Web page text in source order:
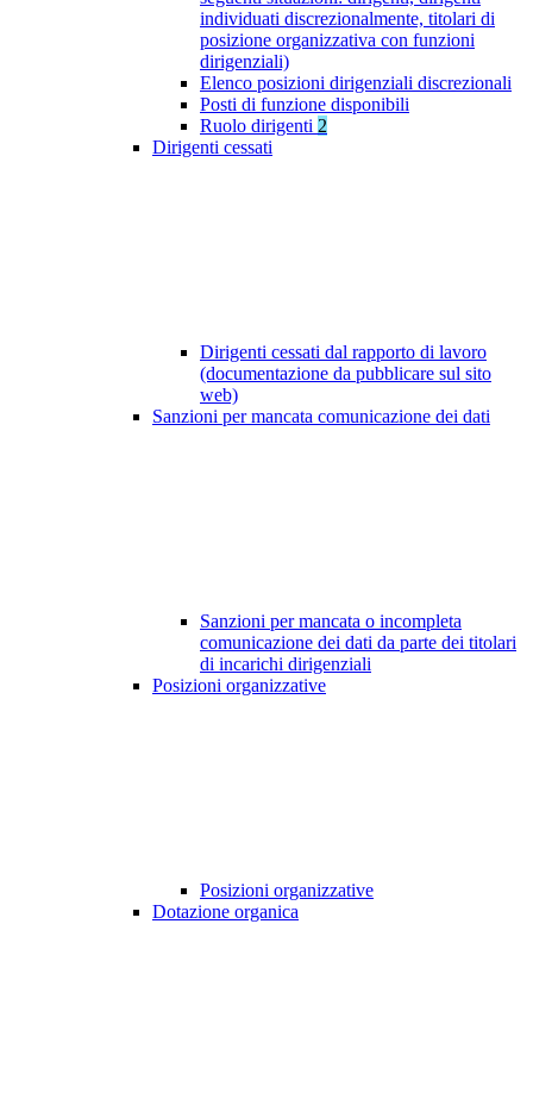
individuati discrezionalmente, titolari di
posizione organizzativa con funzioni
dirigenziali)
Elenco posizioni dirigenziali discrezionali
Posti di funzione disponibili
Ruolo dirigenti 2
Dirigenti cessati
Dirigenti cessati dal rapporto di lavoro
(documentazione da pubblicare sul sito
web)
Sanzioni per mancata comunicazione dei dati
Sanzioni per mancata o incompleta
comunicazione dei dati da parte dei titolari
di incarichi dirigenziali
Posizioni organizzative
Posizioni organizzative
Dotazione organica